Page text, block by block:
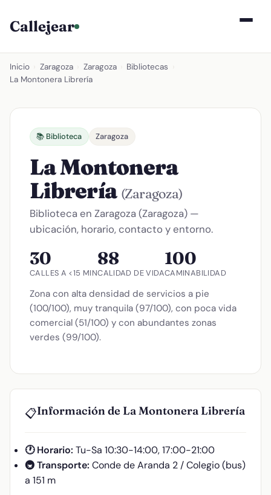
Callejear
Inicio Zaragoza Zaragoza Bibliotecas
La Montonera Librería
📚 Biblioteca Zaragoza
La Montonera
Librería (Zaragoza)
Biblioteca en Zaragoza (Zaragoza) —
ubicación, horario, contacto y entorno.
30
CALLES A <15 MIN
88
CALIDAD DE VIDA
100
CAMINABILIDAD
Zona con alta densidad de servicios a pie
(100/100), muy tranquila (97/100), con poca vida
comercial (51/100) y con abundantes zonas
verdes (99/100).
📋Información de La Montonera Librería
🕐 Horario: Tu-Sa 10:30-14:00, 17:00-21:00
🚇 Transporte: Conde de Aranda 2 / Colegio (bus)
a 151 m